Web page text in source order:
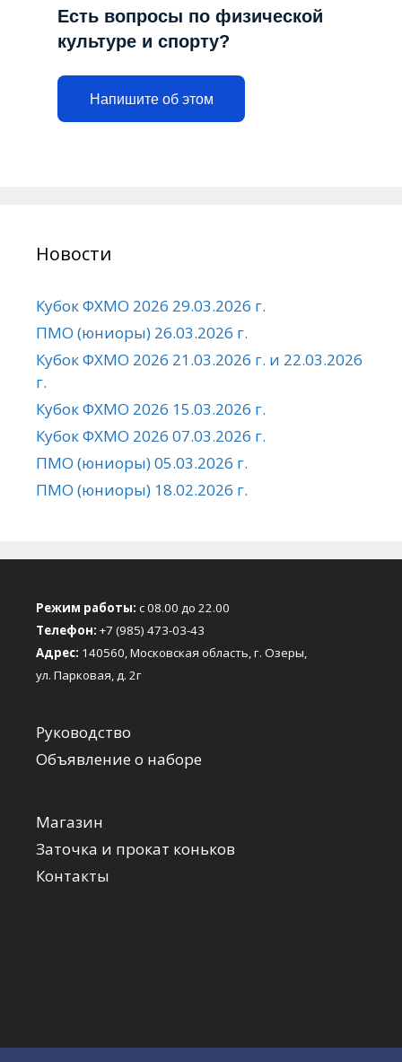
Есть вопросы по физической
культуре и спорту?
Напишите об этом
Новости
Кубок ФХМО 2026 29.03.2026 г.
ПМО (юниоры) 26.03.2026 г.
Кубок ФХМО 2026 21.03.2026 г. и 22.03.2026
г.
Кубок ФХМО 2026 15.03.2026 г.
Кубок ФХМО 2026 07.03.2026 г.
ПМО (юниоры) 05.03.2026 г.
ПМО (юниоры) 18.02.2026 г.
Режим работы: с 08.00 до 22.00
Телефон: +7 (985) 473-03-43
Адрес: 140560, Московская область, г. Озеры,
ул. Парковая, д. 2г
Руководство
Объявление о наборе
Магазин
Заточка и прокат коньков
Контакты